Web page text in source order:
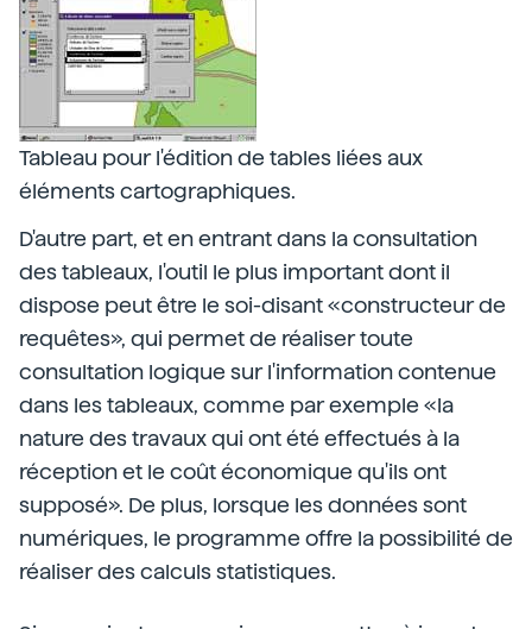
Tableau pour l'édition de tables liées aux
éléments cartographiques.
D'autre part, et en entrant dans la consultation
des tableaux, l'outil le plus important dont il
dispose peut être le soi-disant «constructeur de
requêtes», qui permet de réaliser toute
consultation logique sur l'information contenue
dans les tableaux, comme par exemple «la
nature des travaux qui ont été effectués à la
réception et le coût économique qu'ils ont
supposé». De plus, lorsque les données sont
numériques, le programme offre la possibilité de
réaliser des calculs statistiques.